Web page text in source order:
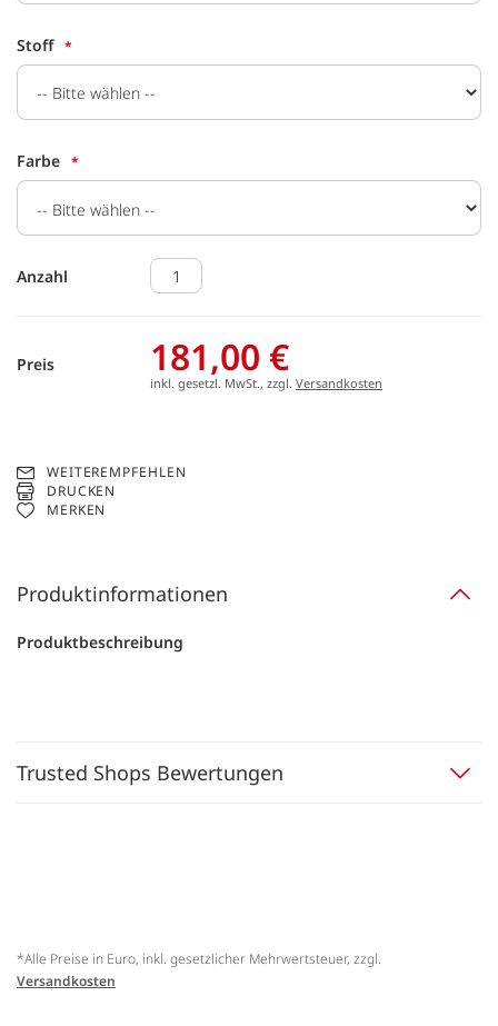
Stoff
Farbe
Anzahl
Preis 181,00 €
inkl. gesetzl. MwSt., zzgl. Versandkosten
WEITEREMPFEHLEN
DRUCKEN
MERKEN
Produktinformationen
Produktbeschreibung
Trusted Shops Bewertungen
*Alle Preise in Euro, inkl. gesetzlicher Mehrwertsteuer, zzgl.
Versandkosten